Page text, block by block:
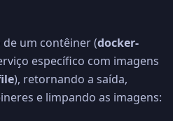
um contêiner (docker-
específico com imagens
), retornando a saída,
e limpando as imagens: